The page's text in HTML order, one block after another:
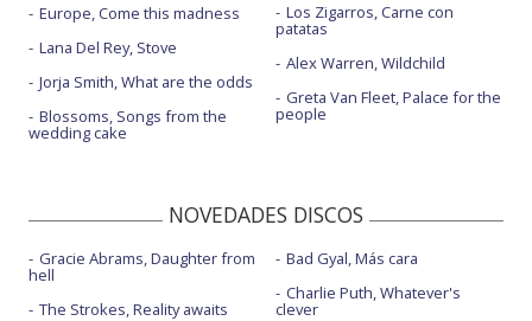
Europe, Come this madness
Lana Del Rey, Stove
Jorja Smith, What are the odds
Blossoms, Songs from the
wedding cake
Los Zigarros, Carne con
patatas
Alex Warren, Wildchild
Greta Van Fleet, Palace for the
people
NOVEDADES DISCOS
Gracie Abrams, Daughter from
hell
The Strokes, Reality awaits
Bad Gyal, Más cara
Charlie Puth, Whatever's
clever